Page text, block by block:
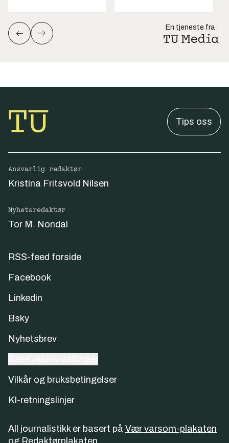
En tjeneste fra
Tips oss
Ansvarlig redaktør
Kristina Fritsvold Nilsen
Nyhetsredaktør
Tor M. Nondal
RSS-feed forside
Facebook
Linkedin
Bsky
Nyhetsbrev
Vilkår og bruksbetingelser
KI-retningslinjer
All journalistikk er basert på Vær varsom-plakaten